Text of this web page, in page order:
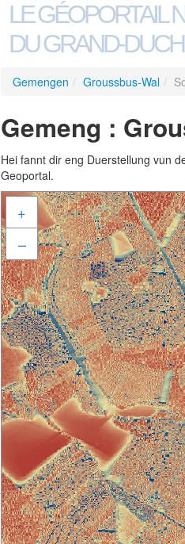
LE GÉOPORTAIL
DU GRAND-
Gemengen / Groussbus-Wal /
Gemeng :
Hei fannt dir eng Duerstellung vun
Geoportal.
+
–